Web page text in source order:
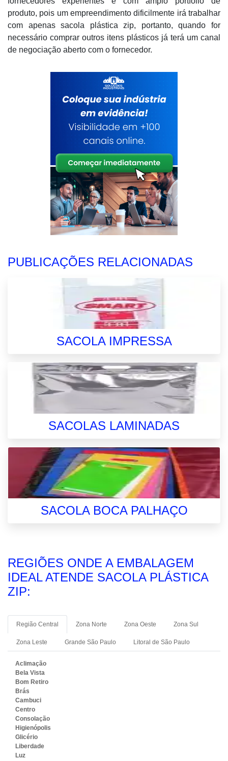
produto, pois um empreendimento dificilmente irá trabalhar
com apenas sacola plástica zip, portanto, quando for
necessário comprar outros itens plásticos já terá um canal
de negociação aberto com o fornecedor.
PUBLICAÇÕES RELACIONADAS
SACOLA IMPRESSA
SACOLAS LAMINADAS
SACOLA BOCA PALHAÇO
REGIÕES ONDE A EMBALAGEM
IDEAL ATENDE SACOLA PLÁSTICA
ZIP:
Região Central Zona Norte Zona Oeste Zona Sul
Zona Leste Grande São Paulo Litoral de São Paulo
Aclimação
Bela Vista
Bom Retiro
Brás
Cambuci
Centro
Consolação
Higienópolis
Glicério
Liberdade
Luz